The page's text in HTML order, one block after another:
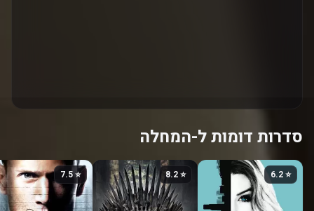
סדרות דומות ל-המחלה
⭐ 6.2
⭐ 8.2
⭐ 7.5